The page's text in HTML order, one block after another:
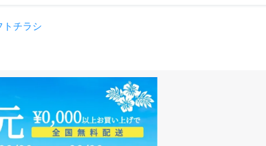
トチラシ